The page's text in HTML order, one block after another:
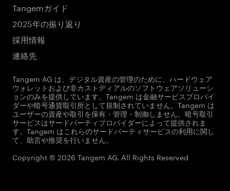
Tangemガイド
2025年の振り返り
採用情報
連絡先
Tangem AG は、デジタル資産の管理のために、ハードウェア
ウォレットおよび非カストディアルのソフトウェアソリューシ
ョンのみを提供しています。Tangem は金融サービスプロバイ
ダーや暗号通貨取引所として規制されていません。Tangem は
ユーザーの資産や取引を保有・管理・制御しません。暗号取引
サービスはサードパーティプロバイダーによって提供されま
す。Tangem はこれらのサードパーティサービスの利用に関し
て、助言や推奨を行いません。